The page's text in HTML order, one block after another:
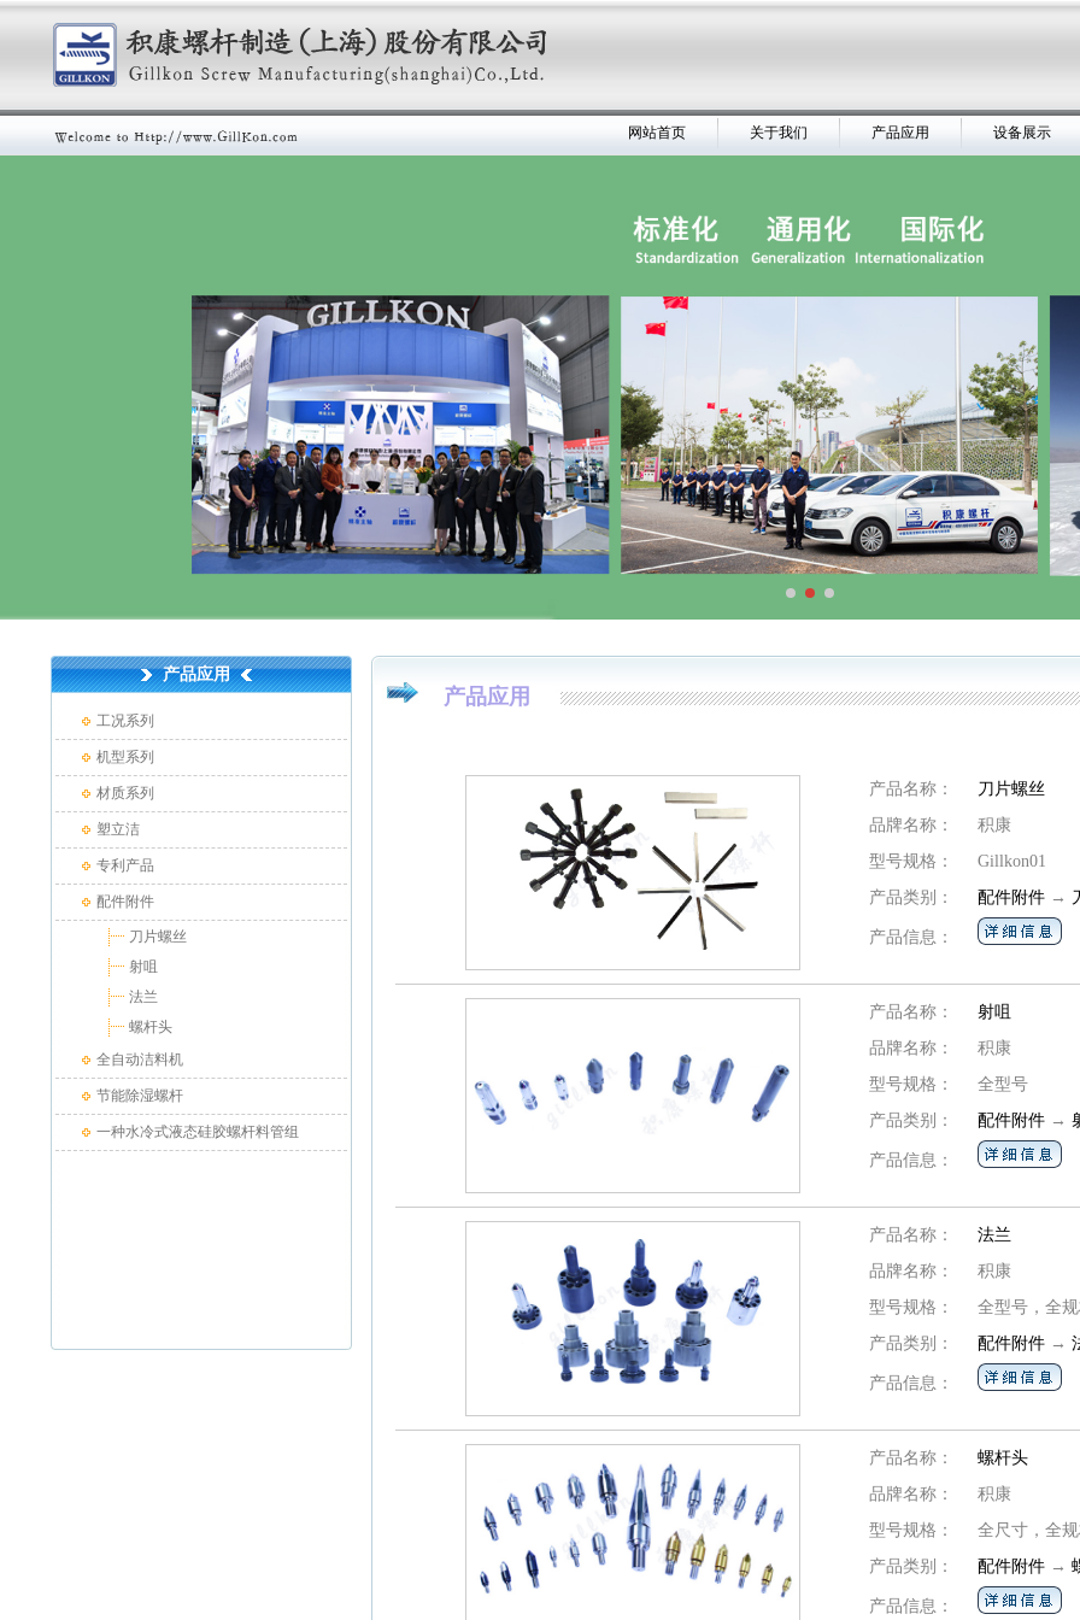
网站首页 关于我们 产品应用 设备展示
产品应用
工况系列
机型系列
材质系列
塑立洁
专利产品
配件附件
刀片螺丝
射咀
法兰
螺杆头
全自动洁料机
节能除湿螺杆
一种水冷式液态硅胶螺杆料管组
产品应用
产品名称：
刀片螺丝
品牌名称：
积康
型号规格：
Gillkon01
产品类别：
配件附件 →
产品信息：
产品名称：
射咀
品牌名称：
积康
型号规格：
全型号
产品类别：
配件附件 →
产品信息：
产品名称：
法兰
品牌名称：
积康
型号规格：
全型号，全
产品类别：
配件附件 →
产品信息：
产品名称：
螺杆头
品牌名称：
积康
型号规格：
全尺寸，全
产品类别：
配件附件 →
产品信息：